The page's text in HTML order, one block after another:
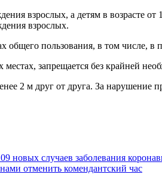
взрослых, а детям в возрасте
взрослых.
пользования, в том числе, в
запрещается без крайней
2 м друг от друга. За нарушение
новых случаев заболевания
отменить комендантский час